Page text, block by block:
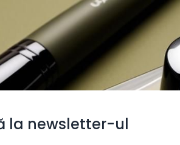
la newsletter-ul